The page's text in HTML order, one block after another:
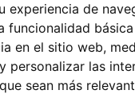
experiencia de
funcionalidad
en el sitio web,
personalizar las
sean más